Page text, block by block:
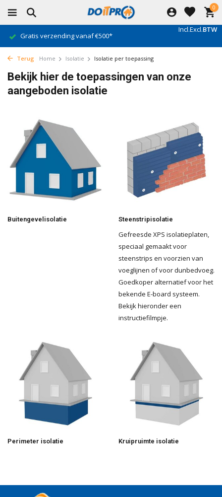
0
Incl.Excl.BTW
Gratis verzending vanaf €500*
Terug Home Isolatie Isolatie per toepassing
Bekijk hier de toepassingen van onze
aangeboden isolatie
Buitengevelisolatie Steenstripisolatie
Gefreesde XPS isolatieplaten,
speciaal gemaakt voor
steenstrips en voorzien van
voeglijnen of voor dunbedvoeg.
Goedkoper alternatief voor het
bekende E-board systeem.
Bekijk hieronder een
instructiefilmpje.
Perimeter isolatie Kruipruimte isolatie